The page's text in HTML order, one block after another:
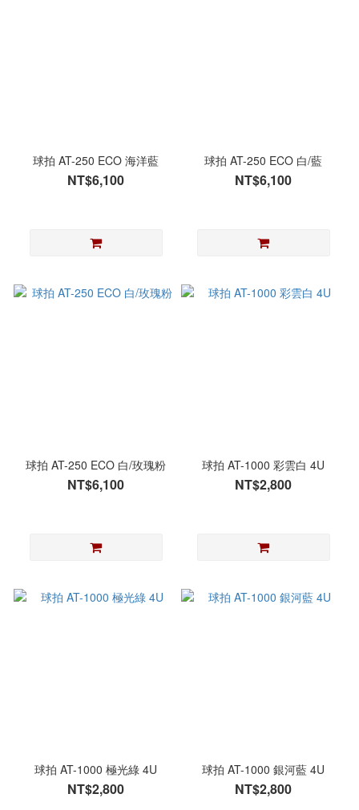
球拍 AT-250 ECO 海洋藍
NT$6,100
球拍 AT-250 ECO 白/藍
NT$6,100
球拍 AT-250 ECO 白/玫瑰粉
NT$6,100
球拍 AT-1000 彩雲白 4U
NT$2,800
球拍 AT-1000 極光綠 4U
NT$2,800
球拍 AT-1000 銀河藍 4U
NT$2,800